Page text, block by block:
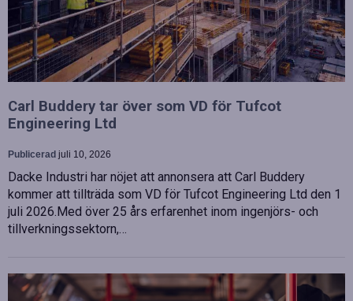
Carl Buddery tar över som VD för Tufcot
Engineering Ltd
Publicerad juli 10, 2026
Dacke Industri har nöjet att annonsera att Carl Buddery
kommer att tillträda som VD för Tufcot Engineering Ltd den 1
juli 2026.Med över 25 års erfarenhet inom ingenjörs- och
tillverkningssektorn,…